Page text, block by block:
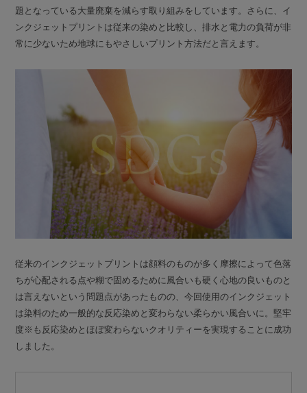
題となっている大量廃棄を減らす取り組みをしています。さらに、イ
ンクジェットプリントは従来の染めと比較し、排水と電力の負荷が非
常に少ないため地球にもやさしいプリント方法だと言えます。
従来のインクジェットプリントは顔料のものが多く摩擦によって色落
ちが心配される点や糊で固めるために風合いも硬く心地の良いものと
は言えないという問題点があったものの、今回使用のインクジェット
は染料のため一般的な反応染めと変わらない柔らかい風合いに。堅牢
度※も反応染めとほぼ変わらないクオリティーを実現することに成功
しました。